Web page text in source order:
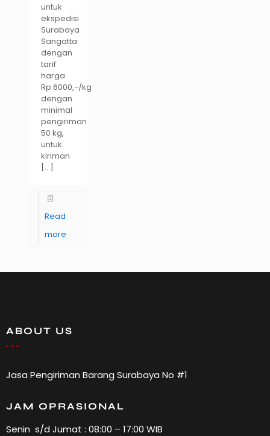
untuk
ekspedisi
Surabaya
Sangatta
dengan
tarif
harga
Rp.6000,-/kg
dengan
minimal
pengiriman
50 kg,
untuk
kiriman
[…]
Read
more
ABOUT US
Jasa Pengiriman Barang Surabaya No #1
JAM OPRASIONAL
Senin s/d Jumat : 08:00 – 17:00 WIB